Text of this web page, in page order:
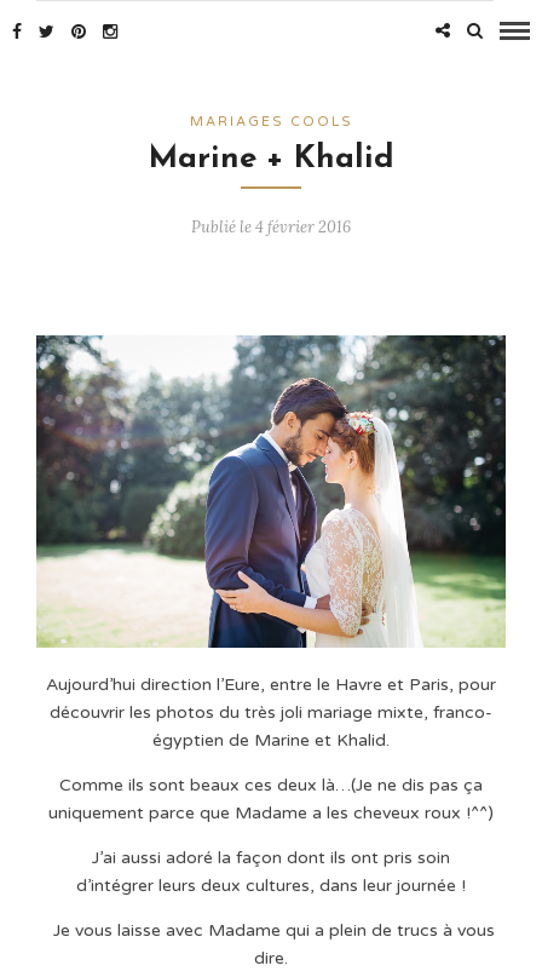
MARIAGES COOLS
Marine + Khalid
Publié le 4 février 2016
Aujourd’hui direction l’Eure, entre le Havre et Paris, pour
découvrir les photos du très joli mariage mixte, franco-
égyptien de Marine et Khalid.
Comme ils sont beaux ces deux là…(Je ne dis pas ça
uniquement parce que Madame a les cheveux roux !^^)
J’ai aussi adoré la façon dont ils ont pris soin
d’intégrer leurs deux cultures, dans leur journée !
Je vous laisse avec Madame qui a plein de trucs à vous
dire.